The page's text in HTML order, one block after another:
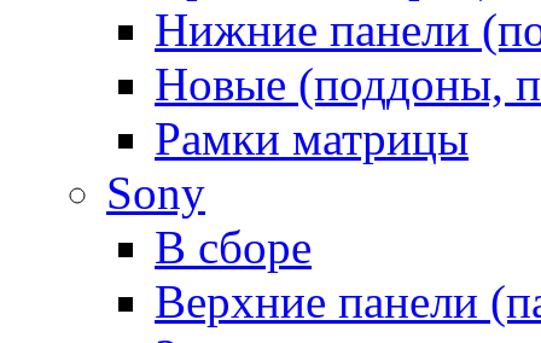
Нижние панели
Новые (поддоны,
Рамки матрицы
Sony
В сборе
Верхние панели